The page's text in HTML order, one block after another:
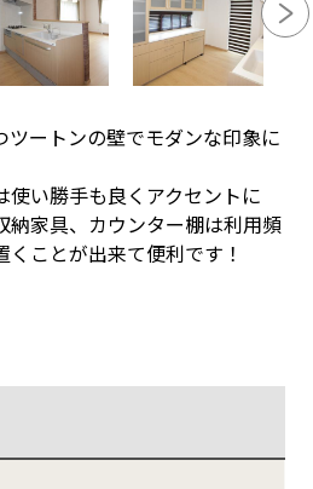
ツートンの壁でモダンな印象に
使い勝手も良くアクセントに
納家具、カウンター棚は利用頻
ことが出来て便利です！